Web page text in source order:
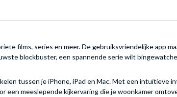
films, series en meer. De gebruiksvriendelijke app
blockbuster, een spannende serie wilt
tussen je iPhone, iPad en Mac. Met een intuïtieve
een meeslepende kijkervaring die je woonkamer